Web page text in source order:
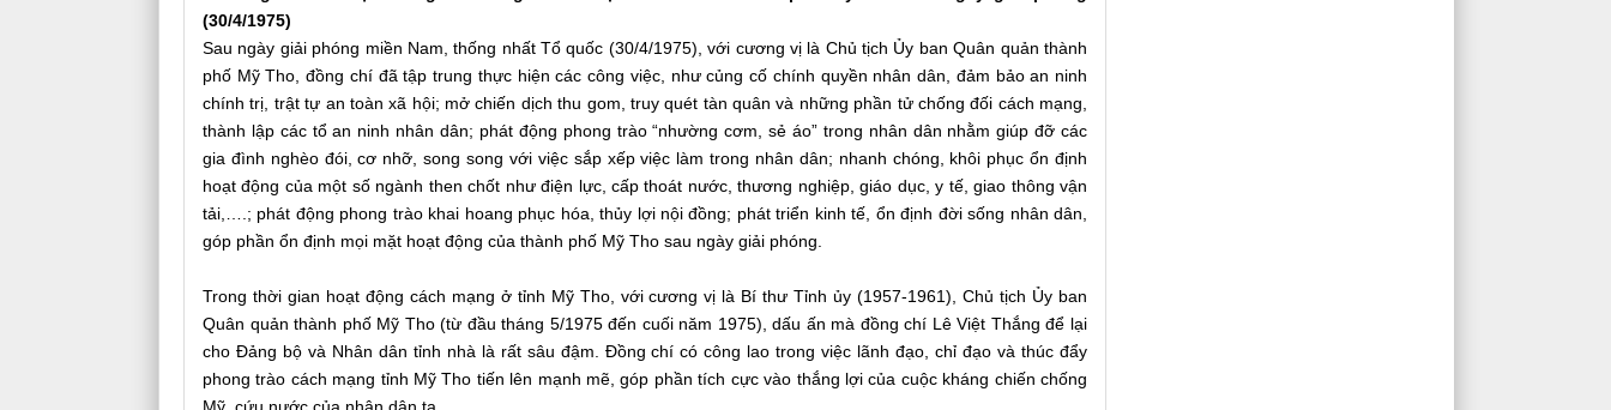
(30/4/1975)
Sau ngày giải phóng miền Nam, thống nhất Tổ quốc (30/4/1975), với cương vị là Chủ tịch Ủy ban Quân quản thành
phố Mỹ Tho, đồng chí đã tập trung thực hiện các công việc, như củng cố chính quyền nhân dân, đảm bảo an ninh
chính trị, trật tự an toàn xã hội; mở chiến dịch thu gom, truy quét tàn quân và những phần tử chống đối cách mạng,
thành lập các tổ an ninh nhân dân; phát động phong trào “nhường cơm, sẻ áo” trong nhân dân nhằm giúp đỡ các
gia đình nghèo đói, cơ nhỡ, song song với việc sắp xếp việc làm trong nhân dân; nhanh chóng, khôi phục ổn định
hoạt động của một số ngành then chốt như điện lực, cấp thoát nước, thương nghiệp, giáo dục, y tế, giao thông vận
tải,….; phát động phong trào khai hoang phục hóa, thủy lợi nội đồng; phát triển kinh tế, ổn định đời sống nhân dân,
góp phần ổn định mọi mặt hoạt động của thành phố Mỹ Tho sau ngày giải phóng.
Trong thời gian hoạt động cách mạng ở tỉnh Mỹ Tho, với cương vị là Bí thư Tỉnh ủy (1957-1961), Chủ tịch Ủy ban
Quân quản thành phố Mỹ Tho (từ đầu tháng 5/1975 đến cuối năm 1975), dấu ấn mà đồng chí Lê Việt Thắng để lại
cho Đảng bộ và Nhân dân tỉnh nhà là rất sâu đậm. Đồng chí có công lao trong việc lãnh đạo, chỉ đạo và thúc đẩy
phong trào cách mạng tỉnh Mỹ Tho tiến lên mạnh mẽ, góp phần tích cực vào thắng lợi của cuộc kháng chiến chống